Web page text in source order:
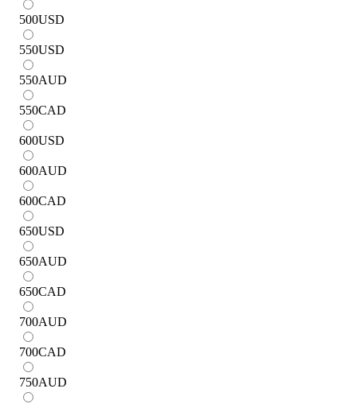
500USD
550USD
550AUD
550CAD
600USD
600AUD
600CAD
650USD
650AUD
650CAD
700AUD
700CAD
750AUD